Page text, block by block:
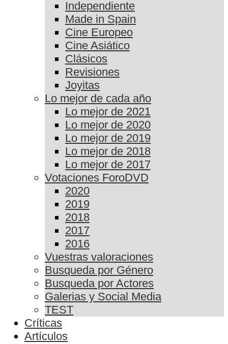
Independiente
Made in Spain
Cine Europeo
Cine Asiático
Clásicos
Revisiones
Joyitas
Lo mejor de cada año
Lo mejor de 2021
Lo mejor de 2020
Lo mejor de 2019
Lo mejor de 2018
Lo mejor de 2017
Votaciones ForoDVD
2020
2019
2018
2017
2016
Vuestras valoraciones
Busqueda por Género
Busqueda por Actores
Galerias y Social Media
TEST
Críticas
Artículos